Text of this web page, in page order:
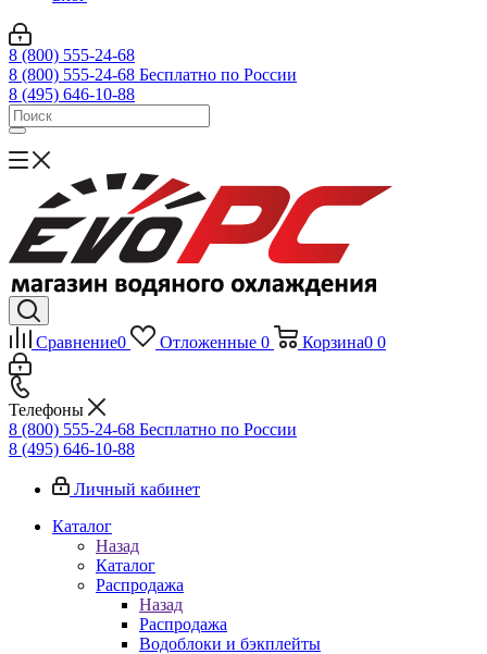
8 (800) 555-24-68
8 (800) 555-24-68 Бесплатно по России
8 (495) 646-10-88
Сравнение0 Отложенные 0 Корзина0 0
Телефоны
8 (800) 555-24-68 Бесплатно по России
8 (495) 646-10-88
Личный кабинет
Каталог
Назад
Каталог
Распродажа
Назад
Распродажа
Водоблоки и бэкплейты